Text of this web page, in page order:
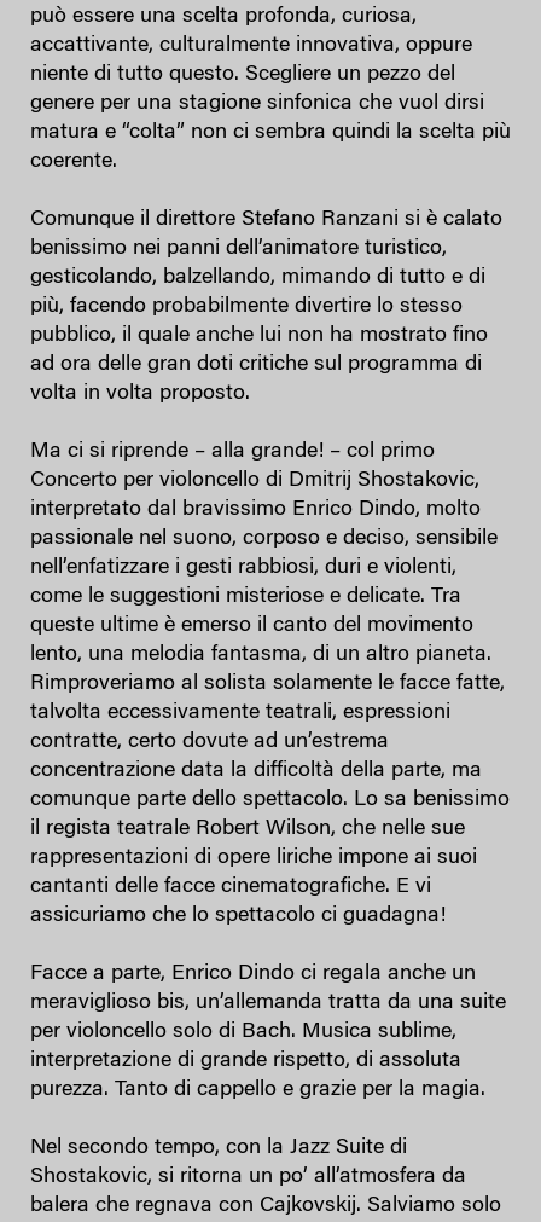
può essere una scelta profonda, curiosa,
accattivante, culturalmente innovativa, oppure
niente di tutto questo. Scegliere un pezzo del
genere per una stagione sinfonica che vuol dirsi
matura e “colta” non ci sembra quindi la scelta più
coerente.
Comunque il direttore Stefano Ranzani si è calato
benissimo nei panni dell’animatore turistico,
gesticolando, balzellando, mimando di tutto e di
più, facendo probabilmente divertire lo stesso
pubblico, il quale anche lui non ha mostrato fino
ad ora delle gran doti critiche sul programma di
volta in volta proposto.
Ma ci si riprende – alla grande! – col primo
Concerto per violoncello di Dmitrij Shostakovic,
interpretato dal bravissimo Enrico Dindo, molto
passionale nel suono, corposo e deciso, sensibile
nell’enfatizzare i gesti rabbiosi, duri e violenti,
come le suggestioni misteriose e delicate. Tra
queste ultime è emerso il canto del movimento
lento, una melodia fantasma, di un altro pianeta.
Rimproveriamo al solista solamente le facce fatte,
talvolta eccessivamente teatrali, espressioni
contratte, certo dovute ad un’estrema
concentrazione data la difficoltà della parte, ma
comunque parte dello spettacolo. Lo sa benissimo
il regista teatrale Robert Wilson, che nelle sue
rappresentazioni di opere liriche impone ai suoi
cantanti delle facce cinematografiche. E vi
assicuriamo che lo spettacolo ci guadagna!
Facce a parte, Enrico Dindo ci regala anche un
meraviglioso bis, un’allemanda tratta da una suite
per violoncello solo di Bach. Musica sublime,
interpretazione di grande rispetto, di assoluta
purezza. Tanto di cappello e grazie per la magia.
Nel secondo tempo, con la Jazz Suite di
Shostakovic, si ritorna un po’ all’atmosfera da
balera che regnava con Cajkovskij. Salviamo solo